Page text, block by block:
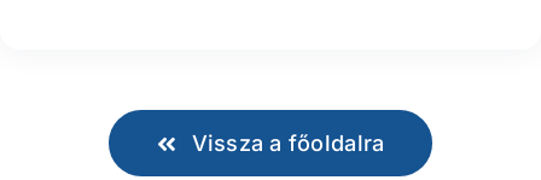
Vissza a főoldalra